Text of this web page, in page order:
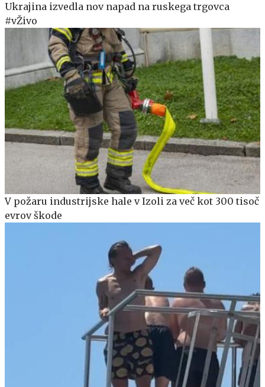
Ukrajina izvedla nov napad na ruskega trgovca
#vŽivo
V požaru industrijske hale v Izoli za več kot 300 tisoč
evrov škode